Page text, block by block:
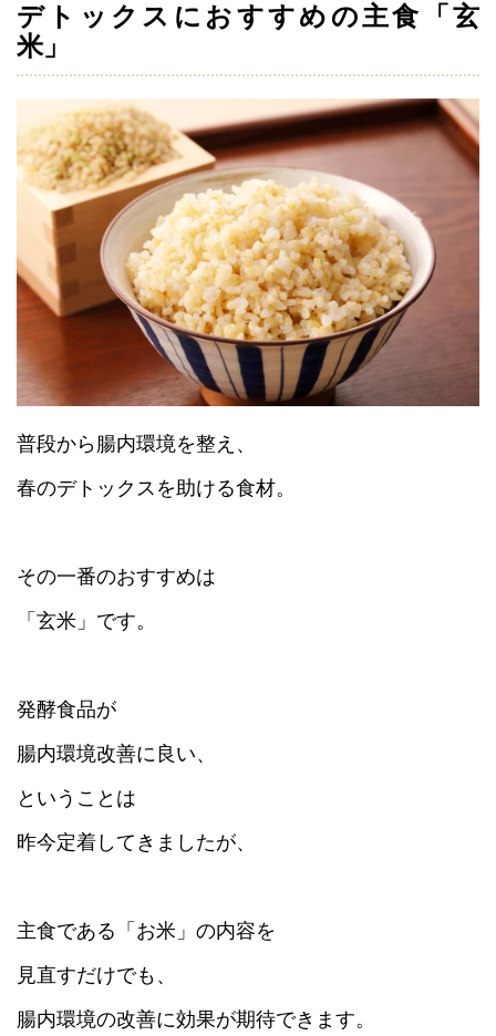
デトックスにおすすめの主食「玄
米」
普段から腸内環境を整え、
春のデトックスを助ける食材。
その一番のおすすめは
「玄米」です。
発酵食品が
腸内環境改善に良い、
ということは
昨今定着してきましたが、
主食である「お米」の内容を
見直すだけでも、
腸内環境の改善に効果が期待できます。